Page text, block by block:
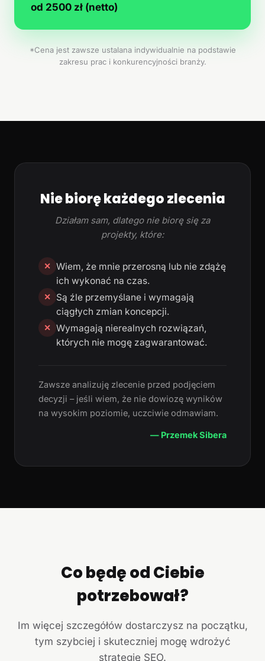
od 2500 zł (netto)
*Cena jest zawsze ustalana indywidualnie na podstawie
zakresu prac i konkurencyjności branży.
Nie biorę każdego zlecenia
Działam sam, dlatego nie biorę się za
projekty, które:
✕ Wiem, że mnie przerosną lub nie zdążę
ich wykonać na czas.
✕
Są źle przemyślane i wymagają
ciągłych zmian koncepcji.
✕ Wymagają nierealnych rozwiązań,
których nie mogę zagwarantować.
Zawsze analizuję zlecenie przed podjęciem
decyzji – jeśli wiem, że nie dowiozę wyników
na wysokim poziomie, uczciwie odmawiam.
— Przemek Sibera
Co będę od Ciebie
potrzebował?
Im więcej szczegółów dostarczysz na początku,
tym szybciej i skuteczniej mogę wdrożyć
strategię SEO.